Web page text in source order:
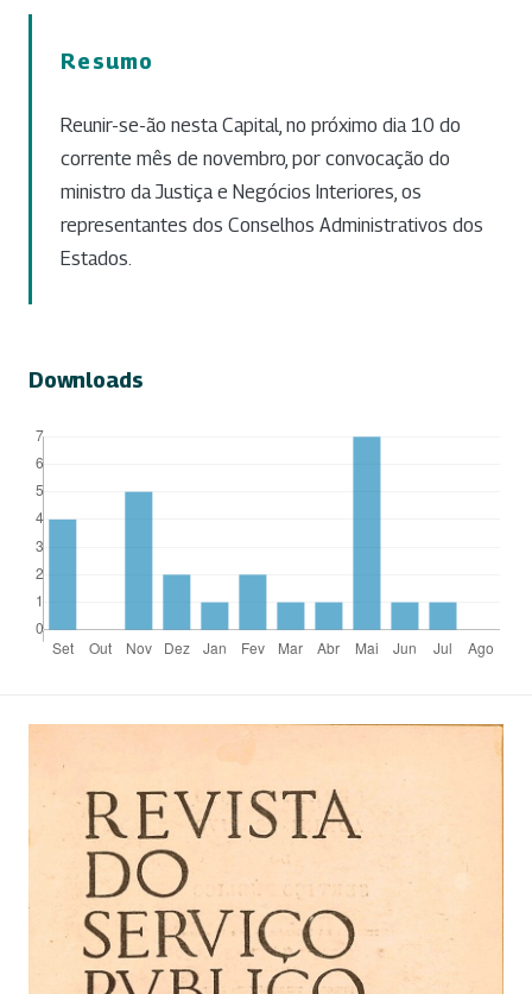
Resumo
Reunir-se-ão nesta Capital, no próximo dia 10 do
corrente mês de novembro, por convocação do
ministro da Justiça e Negócios Interiores, os
representantes dos Conselhos Administrativos dos
Estados.
Downloads